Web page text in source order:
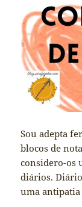
Sou adepta
blocos de
considero-os
diários.
uma